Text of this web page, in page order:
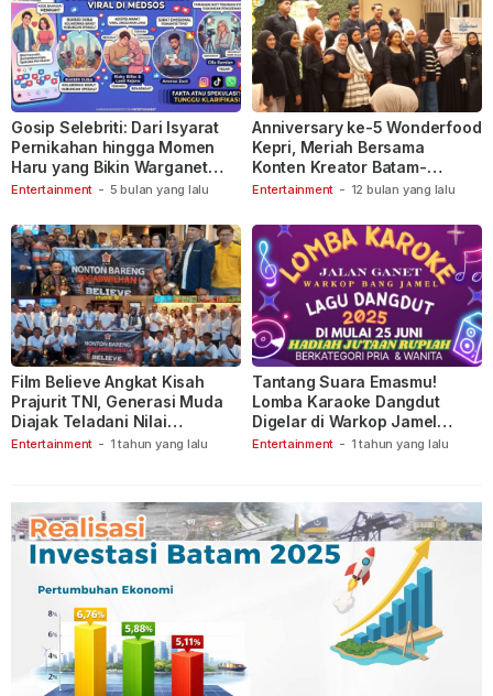
Entertainment - 5 bulan yang lalu
Gosip Selebriti: Dari Isyarat
Pernikahan hingga Momen
Haru yang Bikin Warganet
Berspekulasi
Entertainment - 12 bulan yang lalu
Anniversary ke-5 Wonderfood
Kepri, Meriah Bersama
Konten Kreator Batam-
Tanjungpinang
Entertainment - 1 tahun yang lalu
Film Believe Angkat Kisah
Prajurit TNI, Generasi Muda
Diajak Teladani Nilai
Keberanian
Entertainment - 1 tahun yang lalu
Tantang Suara Emasmu!
Lomba Karaoke Dangdut
Digelar di Warkop Jamel
Ganet